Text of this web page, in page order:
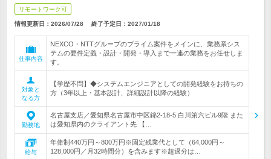
リモートワーク可
情報更新日：2026/07/28 終了予定日： 2027/01/18
仕事内容
NEXCO・NTTグループのプライム案件をメインに、業務系シス
テムの要件定義・設計・開発・導入まで一連の業務をお任せしま
す。
対象と
なる方
【学歴不問】◆システムエンジニアとしての開発経験をお持ちの
方（3年以上・基本設計、詳細設計以降の経験）
勤務地
名古屋支店／愛知県名古屋市中区錦2-18-5 白川第六ビル9階 また
は愛知県内のクライアント先 【…
給与
年俸制440万円～800万円※固定残業代として（64,000円～
128,000円／月32時間分）を含みます※超過分は…